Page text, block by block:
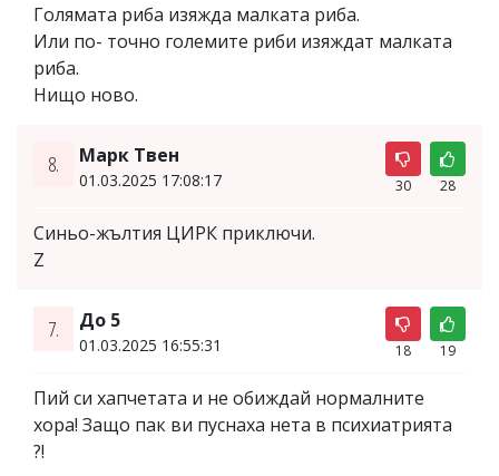
Голямата риба изяжда малката риба.
Или по- точно големите риби изяждат малката
риба.
Нищо ново.
8. Марк Твен
01.03.2025 17:08:17 30 28
Синьо-жълтия ЦИРК приключи.
Z
7. До 5
01.03.2025 16:55:31 18 19
Пий си хапчетата и не обиждай нормалните
хора! Защо пак ви пуснаха нета в психиатрията
?!